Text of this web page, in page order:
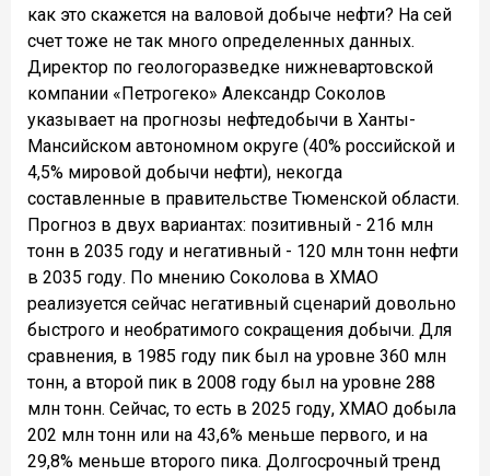
как это скажется на валовой добыче нефти? На сей
счет тоже не так много определенных данных.
Директор по геологоразведке нижневартовской
компании «Петрогеко» Александр Соколов
указывает на прогнозы нефтедобычи в Ханты-
Мансийском автономном округе (40% российской и
4,5% мировой добычи нефти), некогда
составленные в правительстве Тюменской области.
Прогноз в двух вариантах: позитивный - 216 млн
тонн в 2035 году и негативный - 120 млн тонн нефти
в 2035 году. По мнению Соколова в ХМАО
реализуется сейчас негативный сценарий довольно
быстрого и необратимого сокращения добычи. Для
сравнения, в 1985 году пик был на уровне 360 млн
тонн, а второй пик в 2008 году был на уровне 288
млн тонн. Сейчас, то есть в 2025 году, ХМАО добыла
202 млн тонн или на 43,6% меньше первого, и на
29,8% меньше второго пика. Долгосрочный тренд